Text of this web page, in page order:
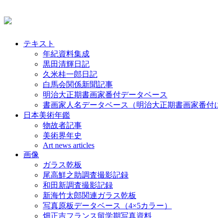
テキスト
年紀資料集成
黒田清輝日記
久米桂一郎日記
白馬会関係新聞記事
明治大正期書画家番付データベース
書画家人名データベース（明治大正期書画家番付
日本美術年鑑
物故者記事
美術界年史
Art news articles
画像
ガラス乾板
尾高鮮之助調査撮影記録
和田新調査撮影記録
新海竹太郎関連ガラス乾板
写真原板データベース（4×5カラー）
畑正吉フランス留学期写真資料